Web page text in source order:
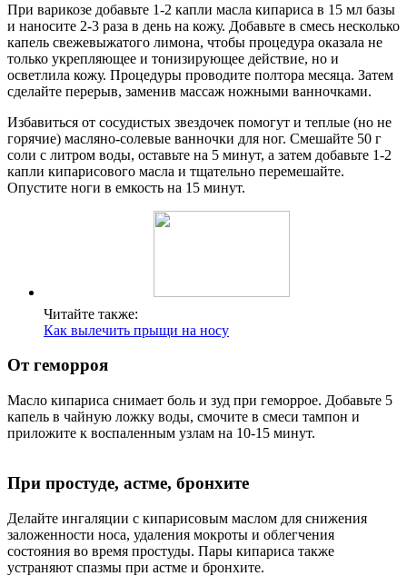
При варикозе добавьте 1-2 капли масла кипариса в 15 мл базы
и наносите 2-3 раза в день на кожу. Добавьте в смесь несколько
капель свежевыжатого лимона, чтобы процедура оказала не
только укрепляющее и тонизирующее действие, но и
осветлила кожу. Процедуры проводите полтора месяца. Затем
сделайте перерыв, заменив массаж ножными ванночками.
Избавиться от сосудистых звездочек помогут и теплые (но не
горячие) масляно-солевые ванночки для ног. Смешайте 50 г
соли с литром воды, оставьте на 5 минут, а затем добавьте 1-2
капли кипарисового масла и тщательно перемешайте.
Опустите ноги в емкость на 15 минут.
Читайте также:
Как вылечить прыщи на носу
От геморроя
Масло кипариса снимает боль и зуд при геморрое. Добавьте 5
капель в чайную ложку воды, смочите в смеси тампон и
приложите к воспаленным узлам на 10-15 минут.
При простуде, астме, бронхите
Делайте ингаляции с кипарисовым маслом для снижения
заложенности носа, удаления мокроты и облегчения
состояния во время простуды. Пары кипариса также
устраняют спазмы при астме и бронхите.